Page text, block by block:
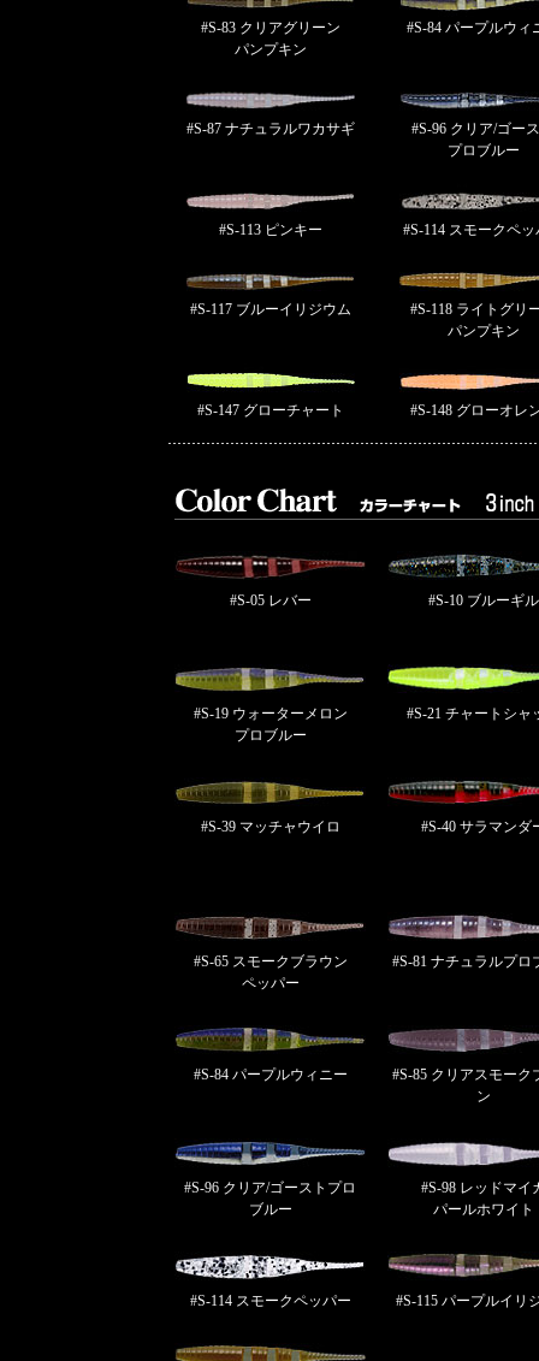
#S-83 クリアグリーン
パンプキン
#S-84 パープルウィ
#S-87 ナチュラルワカサギ
#S-96 クリア/ゴー
プロブルー
#S-113 ピンキー #S-114 スモークペッ
#S-117 ブルーイリジウム
#S-118 ライトグリ
パンプキン
#S-147 グローチャート #S-148 グローオレ
#S-05 レバー #S-10 ブルーギル
#S-19 ウォーターメロン
プロブルー
#S-21 チャートシャ
#S-39 マッチャウイロ #S-40 サラマンダ
#S-65 スモークブラウン
ペッパー
#S-81 ナチュラルプロ
#S-84 パープルウィニー
#S-85 クリアスモーク
ン
#S-96 クリア/ゴーストプロ
ブルー
#S-98 レッドマイ
パールホワイト
#S-114 スモークペッパー #S-115 パープルイリ